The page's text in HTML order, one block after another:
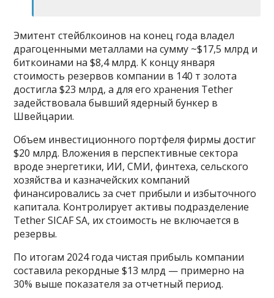
Эмитент стейблкоинов на конец года владел
драгоценными металлами на сумму ~$17,5 млрд и
биткоинами на $8,4 млрд. К концу января
стоимость резервов компании в 140 т золота
достигла $23 млрд, а для его хранения Tether
задействовала бывший ядерный бункер в
Швейцарии.
Объем инвестиционного портфеля фирмы достиг
$20 млрд. Вложения в перспективные сектора
вроде энергетики, ИИ, СМИ, финтеха, сельского
хозяйства и казначейских компаний
финансировались за счет прибыли и избыточного
капитала. Контролирует активы подразделение
Tether SICAF SA, их стоимость не включается в
резервы.
По итогам 2024 года чистая прибыль компании
составила рекордные $13 млрд — примерно на
30% выше показателя за отчетный период.